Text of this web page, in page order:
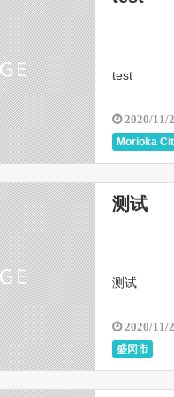
test
2020/11/
Morioka
测试
测试
2020/11/
盛冈市